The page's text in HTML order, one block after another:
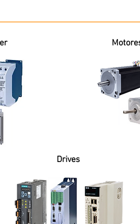
Drives